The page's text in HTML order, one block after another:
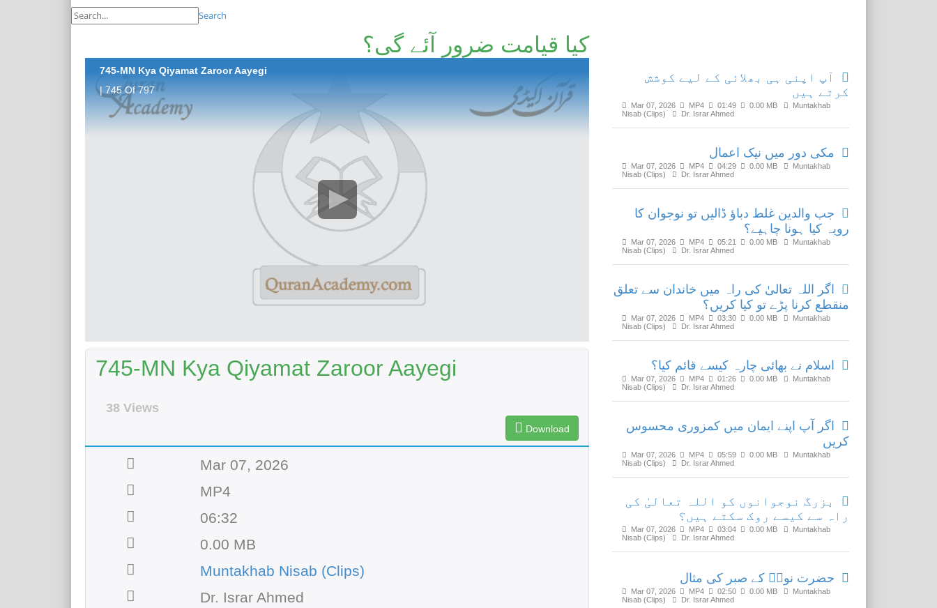
Search
کیا قیامت ضرور آئے گی؟
745-MN Kya Qiyamat Zaroor Aayegi
| 745 Of 797
745-MN Kya Qiyamat Zaroor Aayegi
38 Views
Download
Mar 07, 2026
MP4
06:32
0.00 MB
Muntakhab Nisab (Clips)
Dr. Israr Ahmed
آپ اپنی ہی بھلائی کے لیے کوشش
کرتے ہیں
Mar 07, 2026 MP4 01:49 0.00 MB
Muntakhab
Nisab (Clips)
Dr. Israr Ahmed
مکی دور میں نیک اعمال
Mar 07, 2026 MP4 04:29 0.00 MB
Muntakhab
Nisab (Clips)
Dr. Israr Ahmed
جب والدین غلط دباؤ ڈالیں تو نوجوان کا
رویہ کیا ہونا چاہیے؟
Mar 07, 2026 MP4 05:21 0.00 MB
Muntakhab
Nisab (Clips)
Dr. Israr Ahmed
اگر اللہ تعالیٰ کی راہ میں خاندان سے تعلق
منقطع کرنا پڑے تو کیا کریں؟
Mar 07, 2026 MP4 03:30 0.00 MB
Muntakhab
Nisab (Clips)
Dr. Israr Ahmed
اسلام نے بھائی چارہ کیسے قائم کیا؟
Mar 07, 2026 MP4 01:26 0.00 MB
Muntakhab
Nisab (Clips)
Dr. Israr Ahmed
اگر آپ اپنے ایمان میں کمزوری محسوس
کریں
Mar 07, 2026 MP4 05:59 0.00 MB
Muntakhab
Nisab (Clips)
Dr. Israr Ahmed
بزرگ نوجوانوں کو اللہ تعالیٰ کی
راہ سے کیسے روک سکتے ہیں؟
Mar 07, 2026 MP4 03:04 0.00 MB
Muntakhab
Nisab (Clips)
Dr. Israr Ahmed
حضرت نوحؑ کے صبر کی مثال
Mar 07, 2026 MP4 02:50 0.00 MB
Muntakhab
Nisab (Clips)
Dr. Israr Ahmed